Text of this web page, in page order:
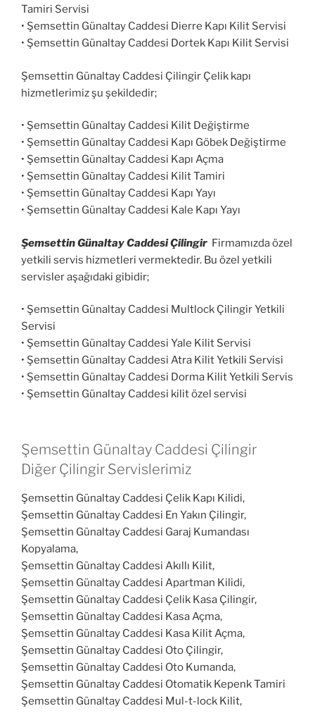
Tamiri Servisi
• Şemsettin Günaltay Caddesi Dierre Kapı Kilit Servisi
• Şemsettin Günaltay Caddesi Dortek Kapı Kilit Servisi
Şemsettin Günaltay Caddesi Çilingir Çelik kapı
hizmetlerimiz şu şekildedir;
• Şemsettin Günaltay Caddesi Kilit Değiştirme
• Şemsettin Günaltay Caddesi Kapı Göbek Değiştirme
• Şemsettin Günaltay Caddesi Kapı Açma
• Şemsettin Günaltay Caddesi Kilit Tamiri
• Şemsettin Günaltay Caddesi Kapı Yayı
• Şemsettin Günaltay Caddesi Kale Kapı Yayı
Şemsettin Günaltay Caddesi Çilingir Firmamızda özel
yetkili servis hizmetleri vermektedir. Bu özel yetkili
servisler aşağıdaki gibidir;
• Şemsettin Günaltay Caddesi Multlock Çilingir Yetkili
Servisi
• Şemsettin Günaltay Caddesi Yale Kilit Servisi
• Şemsettin Günaltay Caddesi Atra Kilit Yetkili Servisi
• Şemsettin Günaltay Caddesi Dorma Kilit Yetkili Servis
• Şemsettin Günaltay Caddesi kilit özel servisi
Şemsettin Günaltay Caddesi Çilingir
Diğer Çilingir Servislerimiz
Şemsettin Günaltay Caddesi Çelik Kapı Kilidi,
Şemsettin Günaltay Caddesi En Yakın Çilingir,
Şemsettin Günaltay Caddesi Garaj Kumandası
Kopyalama,
Şemsettin Günaltay Caddesi Akıllı Kilit,
Şemsettin Günaltay Caddesi Apartman Kilidi,
Şemsettin Günaltay Caddesi Çelik Kasa Çilingir,
Şemsettin Günaltay Caddesi Kasa Açma,
Şemsettin Günaltay Caddesi Kasa Kilit Açma,
Şemsettin Günaltay Caddesi Oto Çilingir,
Şemsettin Günaltay Caddesi Oto Kumanda,
Şemsettin Günaltay Caddesi Otomatik Kepenk Tamiri
Şemsettin Günaltay Caddesi Mul-t-lock Kilit,